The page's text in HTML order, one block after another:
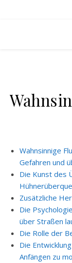
Wahnsinnige
Gefahren und
Die Kunst des
Zusätzliche
Die
über Straßen
Die Rolle der
Die
Anfängen zu